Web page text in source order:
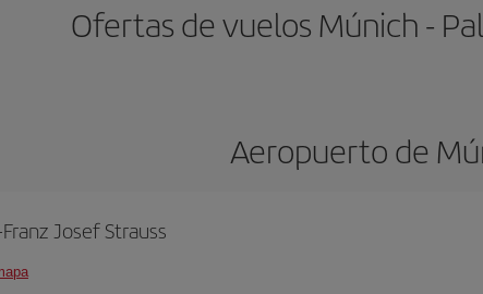
Ofertas de vuelos Múnich -
Aeropuerto de
Josef Strauss